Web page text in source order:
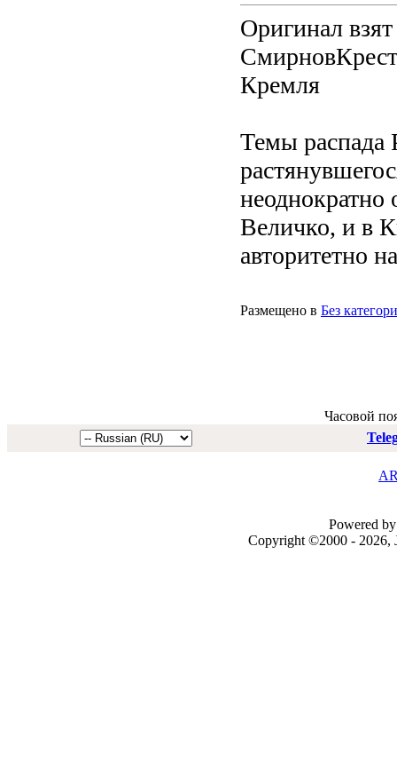
Оригинал
Кремля
Темы распада
Величко, и в
авторитетно
Размещено в Без
Часовой
Powered
Copyright ©2000 - 2026,